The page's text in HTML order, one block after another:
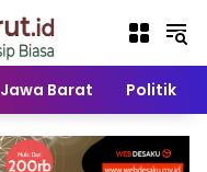
Jawa Barat Politik